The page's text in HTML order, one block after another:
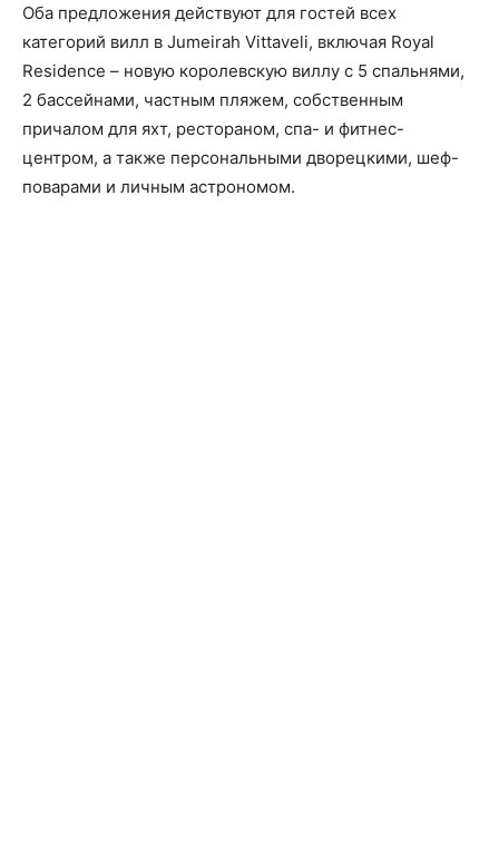
Оба предложения действуют для гостей всех
категорий вилл в Jumeirah Vittaveli, включая Royal
Residence – новую королевскую виллу с 5 спальнями,
2 бассейнами, частным пляжем, собственным
причалом для яхт, рестораном, спа- и фитнес-
центром, а также персональными дворецкими, шеф-
поварами и личным астрономом.